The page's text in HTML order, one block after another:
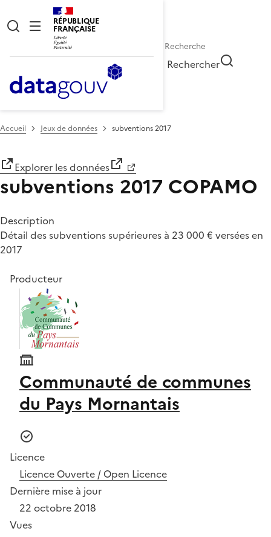
RÉPUBLIQUE
FRANÇAISE
Rechercher
Accueil Jeux de données subventions 2017
Explorer les données
subventions 2017 COPAMO
Description
Détail des subventions supérieures à 23 000 € versées en
2017
Producteur
Communauté de communes
du Pays Mornantais
Licence
Licence Ouverte / Open Licence
Dernière mise à jour
22 octobre 2018
Vues